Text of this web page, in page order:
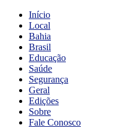
Início
Local
Bahia
Brasil
Educação
Saúde
Segurança
Geral
Edições
Sobre
Fale Conosco